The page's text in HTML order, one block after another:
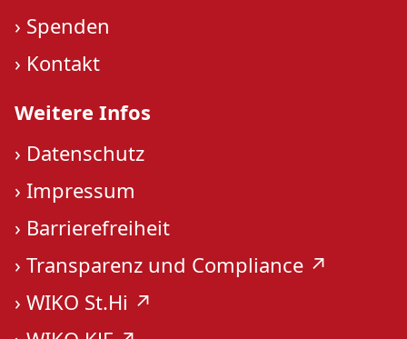
› Spenden
› Kontakt
Weitere Infos
› Datenschutz
› Impressum
› Barrierefreiheit
› Transparenz und Compliance ↗︎
› WIKO St.Hi ↗︎